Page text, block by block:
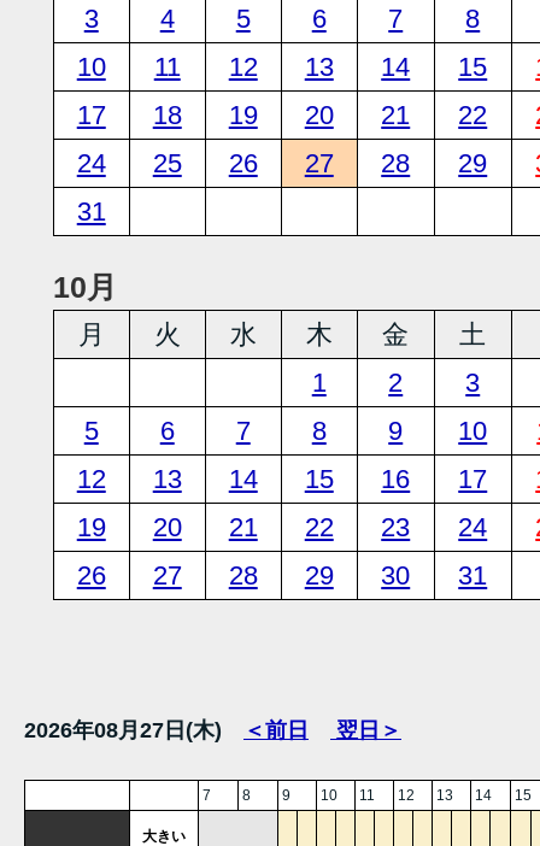
3
4 5 6 7
8
10
11 12 13 14 15
17
18 19 20 21 22
24
25 26 27 28 29
31
10月
月 火 水 木 金 土
1
2
3
5
6 7 8 9 10
12
13 14 15 16 17
19
20 21 22 23 24
26
27 28 29 30 31
2026年08月27日(木) ＜前日 翌日＞
7 8 9 10 11 12 13 14 15
大きい